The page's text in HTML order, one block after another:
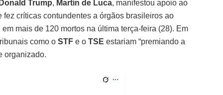
Trump, Martin de Luca, manifestou apoio ao
fez críticas contundentes a órgãos brasileiros ao
mais de 120 mortos na última terça-feira (28). Em
como o STF e o TSE estariam “premiando a
organizado.